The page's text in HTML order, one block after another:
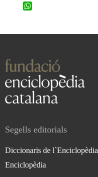
Segells editorials
Diccionaris de l`Enciclopèdia
Enciclopèdia